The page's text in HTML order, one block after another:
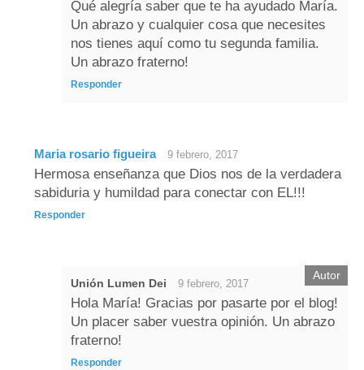
Qué alegría saber que te ha ayudado María.
Un abrazo y cualquier cosa que necesites
nos tienes aquí como tu segunda familia.
Un abrazo fraterno!
Responder
Maria rosario figueira 9 febrero, 2017
Hermosa enseñanza que Dios nos de la verdadera
sabiduria y humildad para conectar con EL!!!
Responder
Unión Lumen Dei 9 febrero, 2017
Hola María! Gracias por pasarte por el blog!
Un placer saber vuestra opinión. Un abrazo
fraterno!
Responder